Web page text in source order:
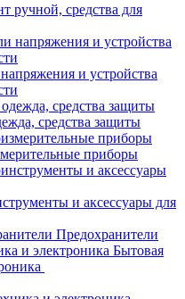
ручной, средства для
и устройства
средства защиты
приборы
и аксессуары для
Предохранители
Бытовая